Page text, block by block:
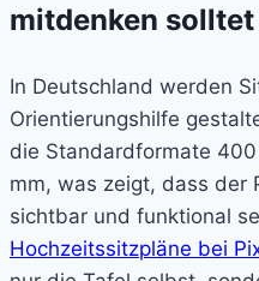
mitdenken solltet
In Deutschland werden
Orientierungshilfe
die Standardformate
mm, was zeigt, dass der
sichtbar und funktional
Hochzeitssitzpläne bei